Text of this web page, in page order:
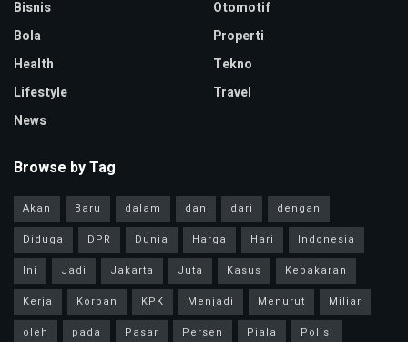
Bisnis
Bola
Health
Lifestyle
News
Otomotif
Properti
Tekno
Travel
Browse by Tag
Akan Baru dalam dan dari
dengan
Diduga
DPR Dunia Harga Hari
Indonesia
Ini
Jadi Jakarta Juta Kasus
Kebakaran
Kerja
Korban KPK Menjadi Menurut
Miliar
oleh
pada Pasar Persen Piala
Polisi